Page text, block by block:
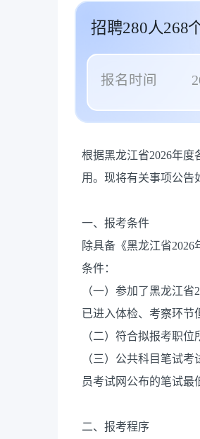
招聘280人268
报名时间
根据黑龙江省2026年
用。现将有关事项公告
一、报考条件
除具备《黑龙江省
条件：
（一）参加了黑龙江
已进入体检、考察环节
（二）符合拟报考职位
（三）公共科目笔试
员考试网公布的笔试最
二、报考程序